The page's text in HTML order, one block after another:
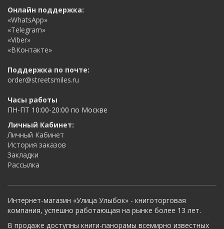
Онлайн поддержка:
«WhatsApp»
«Telegram»
«Viber»
«ВКонтакте»
Поддержка по почте:
order@streetsmiles.ru
Часы работы
ПН-ПТ 10:00-20:00 по Москве
Личный Кабинет:
Личный Кабинет
История заказов
Закладки
Рассылка
Интернет-магазин «Улица Улыбок» - книготорговая
компания, успешно работающая на рынке более 13 лет.
В продаже доступны книги-панорамы всемирно известных